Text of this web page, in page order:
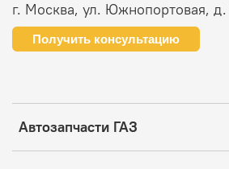
Автозапчасти ГАЗ
г. Москва, ул. Южнопортовая,
Получить консультацию